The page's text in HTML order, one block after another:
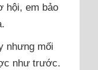
hội, em bảo
nhưng mối
như trước.